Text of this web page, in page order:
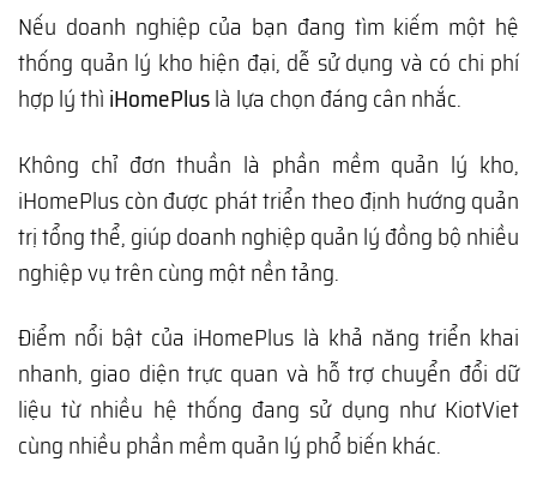
Nếu doanh nghiệp của bạn đang tìm kiếm một hệ
thống quản lý kho hiện đại, dễ sử dụng và có chi phí
hợp lý thì iHomePluslà lựa chọn đáng cân nhắc.
Không chỉ đơn thuần là phần mềm quản lý kho,
iHomePlus còn được phát triển theo định hướng quản
trị tổng thể, giúp doanh nghiệp quản lý đồng bộ nhiều
nghiệp vụ trên cùng một nền tảng.
Điểm nổi bật của iHomePlus là khả năng triển khai
nhanh, giao diện trực quan và hỗ trợ chuyển đổi dữ
liệu từ nhiều hệ thống đang sử dụng như KiotViet
cùng nhiều phần mềm quản lý phổ biến khác.